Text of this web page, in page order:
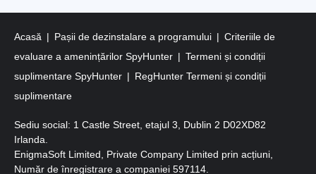
Acasă Pașii de dezinstalare a programului
Criteriile de
evaluare a amenințărilor SpyHunter
Termeni și condiții
suplimentare SpyHunter
RegHunter Termeni și condiții
suplimentare
Sediu social: 1 Castle Street, etajul 3, Dublin 2 D02XD82
Irlanda.
EnigmaSoft Limited, Private Company Limited prin acțiuni,
Număr de înregistrare a companiei 597114.